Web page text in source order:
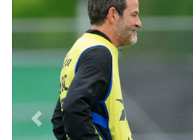
Previous